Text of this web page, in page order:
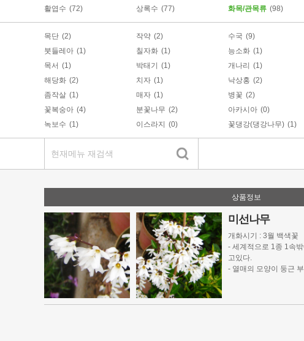
활엽수 (72) 상록수 (77) 화목/관목류 (98)
목단 (2) 작약 (2) 수국 (9)
붓들레아 (1) 칠자화 (1) 능소화 (1)
목서 (1) 박태기 (1) 개나리 (1)
해당화 (2) 치자 (1) 낙상홍 (2)
좀작살 (1) 매자 (1) 병꽃 (2)
꽃복숭아 (4) 분꽃나무 (2) 아카시아 (0)
녹보수 (1) 이스라지 (0) 꽃댕강(댕강나무) (1)
상품정보
미선나무
개화시기 : 3월 백색꽃
- 세계적으로 1종 1속
고있다.
- 열매의 모양이 둥근
- 잎보다 먼저 개나리